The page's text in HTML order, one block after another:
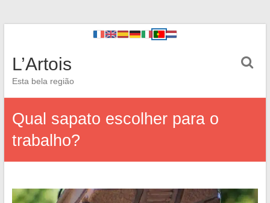
L’Artois
Esta bela região
Qual sapato escolher para o
trabalho?